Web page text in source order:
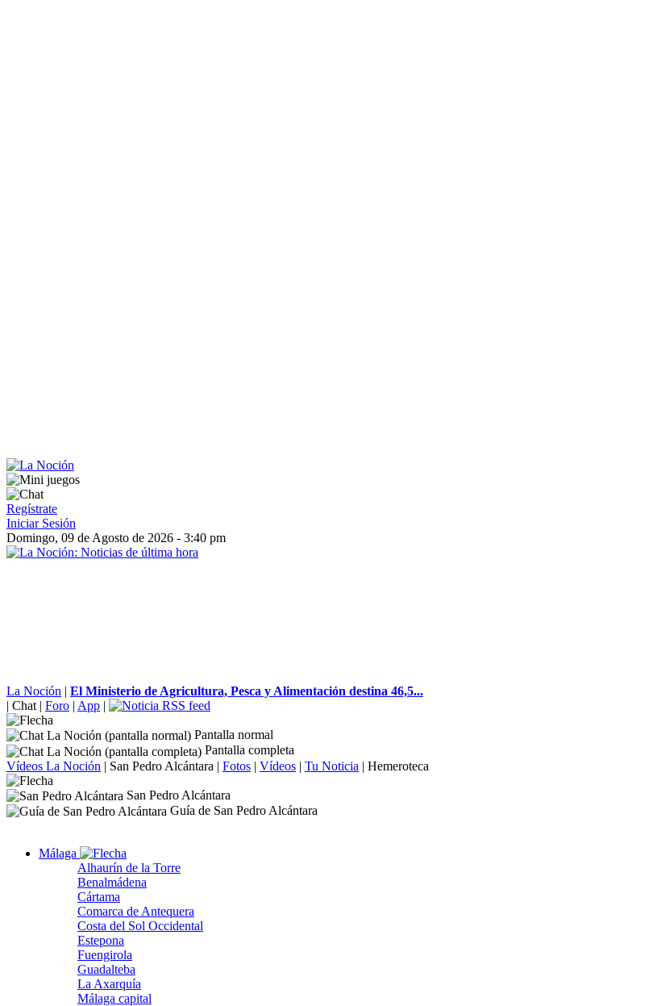
Regístrate
Iniciar Sesión
Domingo, 09 de Agosto de 2026 - 3:40 pm
La Noción | El Ministerio de Agricultura, Pesca y Alimentación destina 46,5...
| Chat | Foro | App |
Pantalla normal
Pantalla completa
Vídeos La Noción | San Pedro Alcántara | Fotos | Vídeos | Tu Noticia | Hemeroteca
San Pedro Alcántara
Guía de San Pedro Alcántara
Málaga
Alhaurín de la Torre
Benalmádena
Cártama
Comarca de Antequera
Costa del Sol Occidental
Estepona
Fuengirola
Guadalteba
La Axarquía
Málaga capital